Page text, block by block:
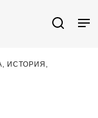
ИСТОРИЯ,